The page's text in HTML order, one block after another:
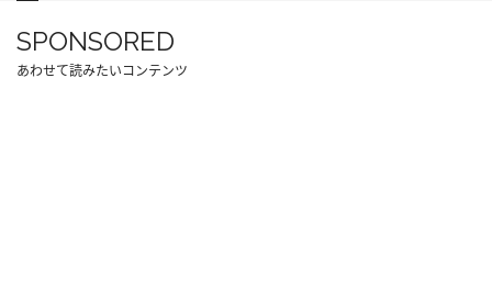
SPONSORED
あわせて読みたいコンテンツ